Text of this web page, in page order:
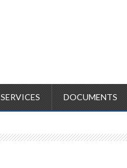
SERVICES DOCUMENTS